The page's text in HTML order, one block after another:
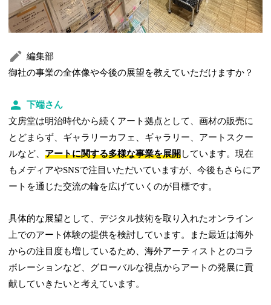
編集部
御社の事業の全体像や今後の展望を教えていただけますか？
下端さん
文房堂は明治時代から続くアート拠点として、画材の販売に
とどまらず、ギャラリーカフェ、ギャラリー、アートスクー
ルなど、アートに関する多様な事業を展開しています。現在
もメディアやSNSで注目いただいていますが、今後もさらにア
ートを通じた交流の輪を広げていくのが目標です。
具体的な展望として、デジタル技術を取り入れたオンライン
上でのアート体験の提供を検討しています。また最近は海外
からの注目度も増しているため、海外アーティストとのコラ
ボレーションなど、グローバルな視点からアートの発展に貢
献していきたいと考えています。